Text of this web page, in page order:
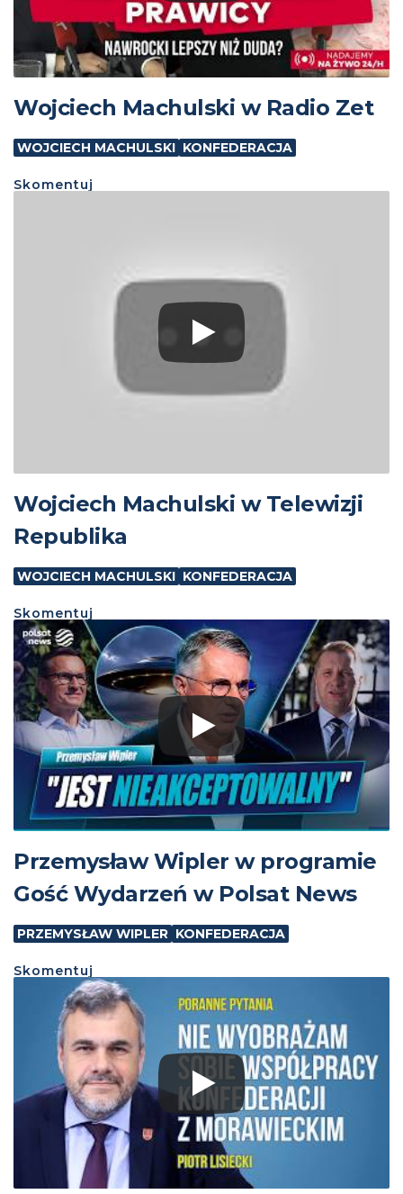
Wojciech Machulski w Radio Zet
WOJCIECH MACHULSKI KONFEDERACJA
Skomentuj
Wojciech Machulski w Telewizji
Republika
WOJCIECH MACHULSKI KONFEDERACJA
Skomentuj
Przemysław Wipler w programie
Gość Wydarzeń w Polsat News
PRZEMYSŁAW WIPLER KONFEDERACJA
Skomentuj